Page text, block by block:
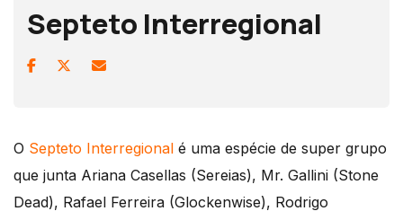
Septeto Interregional
O Septeto Interregional é uma espécie de super grupo
que junta Ariana Casellas (Sereias), Mr. Gallini (Stone
Dead), Rafael Ferreira (Glockenwise), Rodrigo